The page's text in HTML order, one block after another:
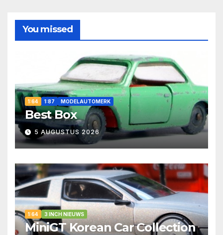
You missed
1:64 1:87 MODELAUTOMERK
Best Box
5 AUGUSTUS 2026
1:64 3 INCH NIEUWS
MiniGT Korean Car Collection